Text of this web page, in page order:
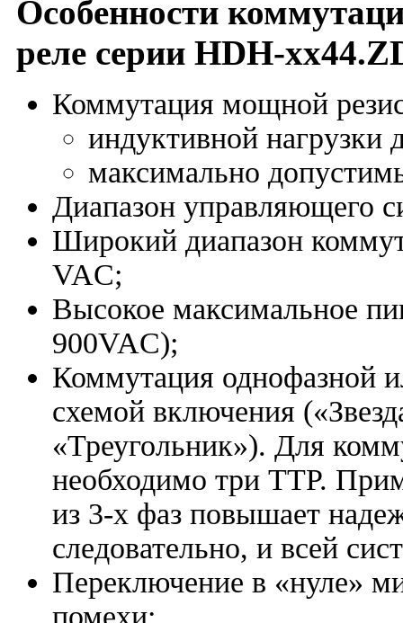
Особенности
реле серии HDH-
Коммутация мощной
индуктивной нагрузки
максимально
Диапазон управляющего
Широкий диапазон
VAC;
Высокое максимальное
900VAC);
Коммутация однофазной
схемой включения
«Треугольник»). Для
необходимо три ТТР.
из 3-х фаз повышает
следовательно, и всей
Переключение в «нуле»